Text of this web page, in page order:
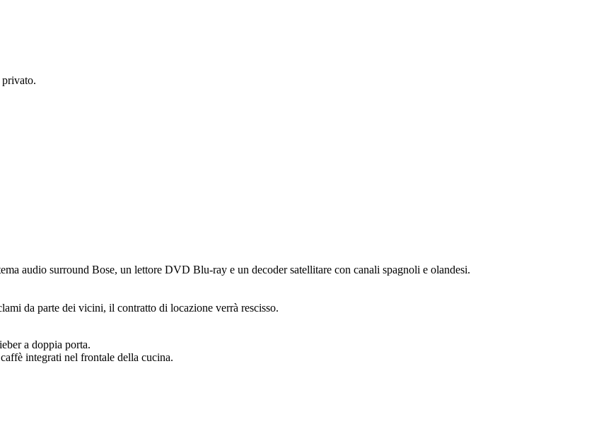
audio surround Bose, un lettore DVD Blu-ray e un decoder satellitare con canali spagnoli e olandesi.
da parte dei vicini, il contratto di locazione verrà rescisso.
a doppia porta.
integrati nel frontale della cucina.